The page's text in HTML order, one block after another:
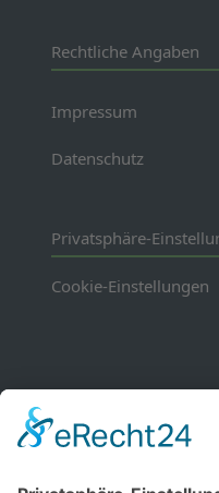
Rechtliche Angaben
Impressum
Datenschutz
Privatsphäre-
Cookie-Einstellungen
Mitgliedschaften